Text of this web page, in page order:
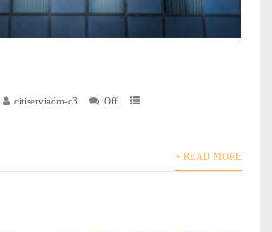
citiserviadm-c3 Off
+ READ MORE